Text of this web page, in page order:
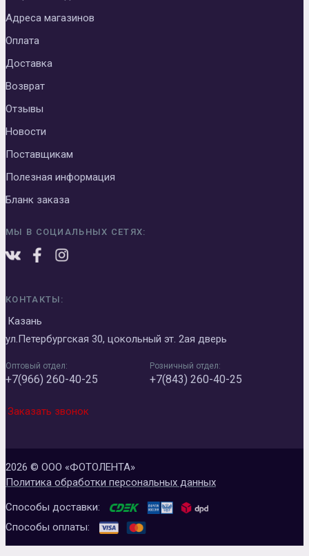
Адреса магазинов
Оплата
Доставка
Возврат
Отзывы
Новости
Поставщикам
Полезная информация
Бланк заказа
МЫ В СОЦИАЛЬНЫХ СЕТЯХ:
КОНТАКТЫ:
Казань
ул.Петербургская 30, цокольный эт. 2ая дверь
Оптовый отдел:
+7(966) 260-40-25
Розничный отдел:
+7(843) 260-40-25
Заказать звонок
2026 © ООО «ФОТОЛЕНТА»
Политика обработки персональных данных
Способы доставки:
Способы оплаты: